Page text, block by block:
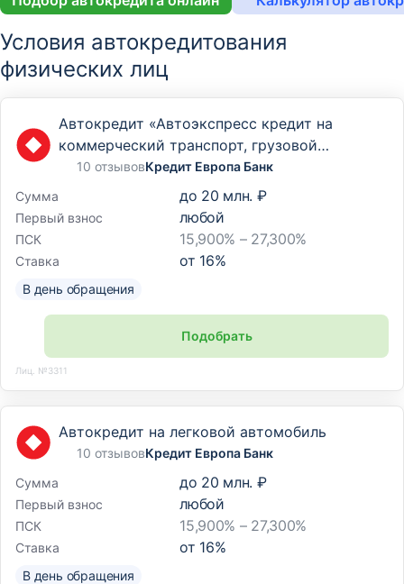
Условия автокредитования
физических лиц
Автокредит «Автоэкспресс кредит на
коммерческий транспорт, грузовой
транспорт и спецтехнику»
10 отзывовКредит Европа Банк
Сумма
до 20 млн. ₽
Первый взнос любой
ПСК 15,900% – 27,300%
Ставка от 16%
В день обращения
Подобрать
Лиц. №3311
Автокредит на легковой автомобиль
10 отзывовКредит Европа Банк
Сумма
до 20 млн. ₽
Первый взнос любой
ПСК 15,900% – 27,300%
Ставка от 16%
В день обращения